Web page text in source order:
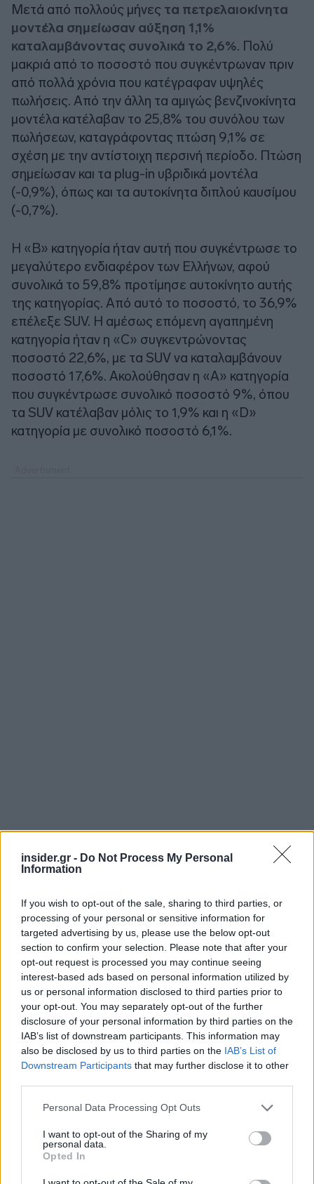
insider.gr - Do Not Process My Personal
Information
If you wish to opt-out of the sale, sharing to third parties, or
processing of your personal or sensitive information for
targeted advertising by us, please use the below opt-out
section to confirm your selection. Please note that after your
opt-out request is processed you may continue seeing
interest-based ads based on personal information utilized by
us or personal information disclosed to third parties prior to
your opt-out. You may separately opt-out of the further
disclosure of your personal information by third parties on the
IAB’s list of downstream participants. This information may
also be disclosed by us to third parties on the IAB’s List of
Downstream Participants that may further disclose it to other
Please note that this website/app uses one or more Google
not limited to your visit or usage behaviour. You may click to
grant or deny consent to Google and its third-party tags to
use your data for below specified purposes in below Google
consent section.
Personal Data Processing Opt Outs
I want to opt-out of the Sharing of my
personal data.
Opted In
Μετά από πολλούς μήνες τα πετρελαιοκίνητα
μοντέλα σημείωσαν αύξηση 1,1%
καταλαμβάνοντας συνολικά το 2,6%. Πολύ
μακριά από το ποσοστό που συγκέντρωναν πριν
από πολλά χρόνια που κατέγραφαν υψηλές
πωλήσεις. Από την άλλη τα αμιγώς βενζινοκίνητα
μοντέλα κατέλαβαν το 25,8% του συνόλου των
πωλήσεων, καταγράφοντας πτώση 9,1% σε
σχέση με την αντίστοιχη περσινή περίοδο. Πτώση
σημείωσαν και τα plug-in υβριδικά μοντέλα
(-0,9%), όπως και τα αυτοκίνητα διπλού καυσίμου
(-0,7%).
Η «Β» κατηγορία ήταν αυτή που συγκέντρωσε το
μεγαλύτερο ενδιαφέρον των Ελλήνων, αφού
συνολικά το 59,8% προτίμησε αυτοκίνητο αυτής
της κατηγορίας. Από αυτό το ποσοστό, το 36,9%
επέλεξε SUV. Η αμέσως επόμενη αγαπημένη
κατηγορία ήταν η «C» συγκεντρώνοντας
ποσοστό 22,6%, με τα SUV να καταλαμβάνουν
ποσοστό 17,6%. Ακολούθησαν η «Α» κατηγορία
που συγκέντρωσε συνολικό ποσοστό 9%, όπου
τα SUV κατέλαβαν μόλις το 1,9% και η «D»
κατηγορία με συνολικό ποσοστό 6,1%.
Τέλος,από την αρχή του έτους στην Ελλάδα
μέχρι και τον φετινό Απρίλιο ταξινομήθηκαν
49.087 συνολικά αυτοκίνητα, όταν σε όλη την
Ευρωπαϊκή Ένωση ταξινομήθηκαν 3.908.674
αυτοκίνητα.
Πηγή: ΑΠΕ - ΜΠΕ
Ακολουθήστε τοinsider.gr στο Google Newsκαι μάθετε